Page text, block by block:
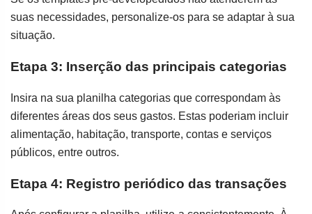
suas necessidades, personalize-os para se adaptar à sua
situação.
Etapa 3: Inserção das principais categorias
Insira na sua planilha categorias que correspondam às
diferentes áreas dos seus gastos. Estas poderiam incluir
alimentação, habitação, transporte, contas e serviços
públicos, entre outros.
Etapa 4: Registro periódico das transações